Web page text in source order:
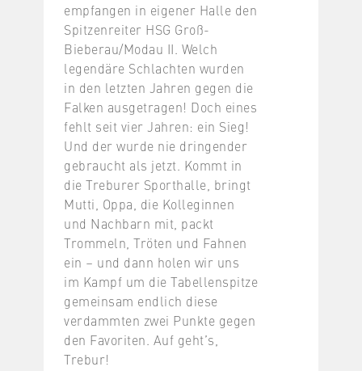
empfangen in eigener Halle den
Spitzenreiter HSG Groß-
Bieberau/Modau II. Welch
legendäre Schlachten wurden
in den letzten Jahren gegen die
Falken ausgetragen! Doch eines
fehlt seit vier Jahren: ein Sieg!
Und der wurde nie dringender
gebraucht als jetzt. Kommt in
die Treburer Sporthalle, bringt
Mutti, Oppa, die Kolleginnen
und Nachbarn mit, packt
Trommeln, Tröten und Fahnen
ein – und dann holen wir uns
im Kampf um die Tabellenspitze
gemeinsam endlich diese
verdammten zwei Punkte gegen
den Favoriten. Auf geht’s,
Trebur!